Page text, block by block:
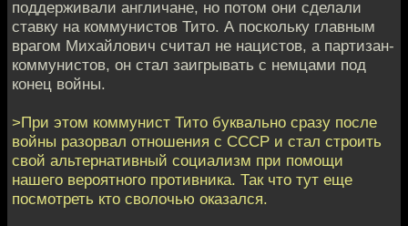
поддерживали англичане, но потом они сделали
ставку на коммунистов Тито. А поскольку главным
врагом Михайлович считал не нацистов, а партизан-
коммунистов, он стал заигрывать с немцами под
конец войны.
>При этом коммунист Тито буквально сразу после
войны разорвал отношения с СССР и стал строить
свой альтернативный социализм при помощи
нашего вероятного противника. Так что тут еще
посмотреть кто сволочью оказался.